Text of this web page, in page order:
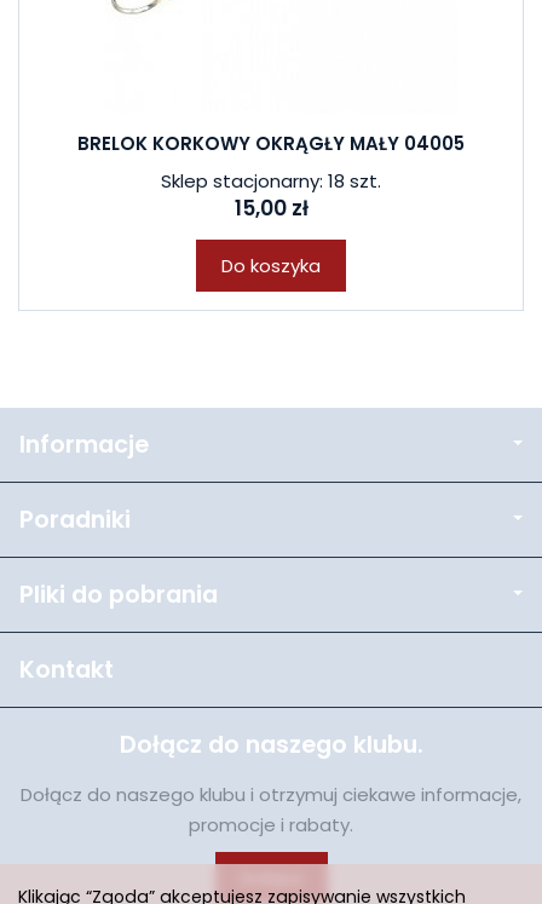
BRELOK KORKOWY OKRĄGŁY MAŁY 04005
Sklep stacjonarny: 18 szt.
15,00 zł
Do koszyka
Informacje
Poradniki
Pliki do pobrania
Kontakt
Dołącz do naszego klubu.
Dołącz do naszego klubu i otrzymuj ciekawe informacje,
promocje i rabaty.
Klikając “Zgoda” akceptujesz zapisywanie wszystkich